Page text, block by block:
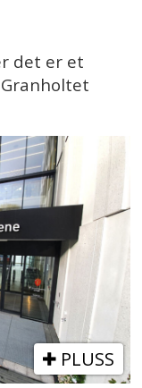
det er et
PLUSS